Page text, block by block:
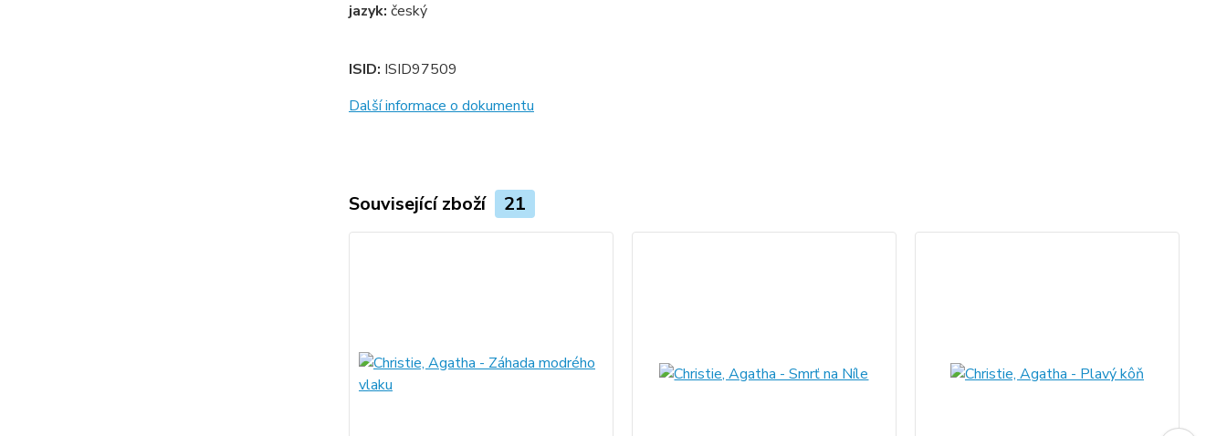
jazyk: český
ISID: ISID97509
Další informace o dokumentu
Související zboží 21